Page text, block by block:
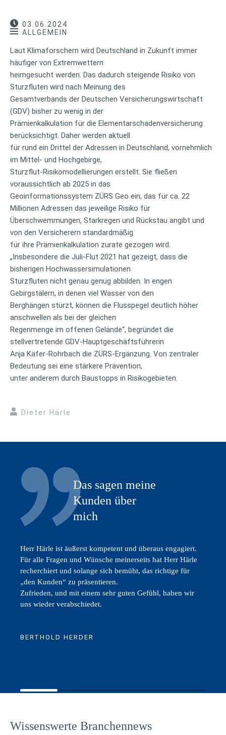
03.06.2024
ALLGEMEIN
Laut Klimaforschern wird Deutschland in Zukunft immer
häufiger von Extremwettern
heimgesucht werden. Das dadurch steigende Risiko von
Sturzfluten wird nach Meinung des
Gesamtverbands der Deutschen Versicherungswirtschaft
(GDV) bisher zu wenig in der
Prämienkalkulation für die Elementarschadenversicherung
berücksichtigt. Daher werden aktuell
für rund ein Drittel der Adressen in Deutschland, vornehmlich
im Mittel- und Hochgebirge,
Sturzflut-Risikomodellierungen erstellt. Sie fließen
voraussichtlich ab 2025 in das
Geoinformationssystem ZÜRS Geo ein, das für ca. 22
Millionen Adressen das jeweilige Risiko für
Überschwemmungen, Starkregen und Rückstau angibt und
von den Versicherern standardmäßig
für ihre Prämienkalkulation zurate gezogen wird.
„Insbesondere die Juli-Flut 2021 hat gezeigt, dass die
bisherigen Hochwassersimulationen
Sturzfluten nicht genau genug abbilden. In engen
Gebirgstälern, in denen viel Wasser von den
Berghängen stürzt, können die Flusspegel deutlich höher
anschwellen als bei der gleichen
Regenmenge im offenen Gelände“, begründet die
stellvertretende GDV-Hauptgeschäftsführerin
Anja Käfer-Rohrbach die ZÜRS-Ergänzung. Von zentraler
Bedeutung sei eine stärkere Prävention,
unter anderem durch Baustopps in Risikogebieten.
Dieter Härle
Das sagen meine
Kunden über
mich
Herr Härle ist äußerst kompetent und überaus engagiert.
Für alle Fragen und Wünsche meinerseits hat Herr Härle
recherchiert und solange sich bemüht, das richtige für
„den Kunden“ zu präsentieren.
Zufrieden, und mit einem sehr guten Gefühl, haben wir
uns wieder verabschiedet.
BERTHOLD HERDER
Wissenswerte Branchennews